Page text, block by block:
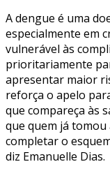
A dengue é uma
especialmente em
vulnerável às
prioritariamente
apresentar maior
reforça o apelo
que compareça às
que quem já
completar o
diz Emanuelle Dias.